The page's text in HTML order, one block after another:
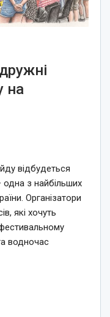
на
відбудеться
одна з найбільших
Організатори
які хочуть
водночас